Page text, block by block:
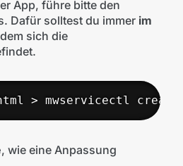
App, führe bitte den
Dafür solltest du immer im
sich die
html > mwservicectl create
, wie eine Anpassung